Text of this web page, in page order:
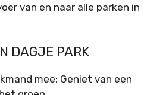
van en naar alle parken in
DAGJE PARK
mee: Geniet van een